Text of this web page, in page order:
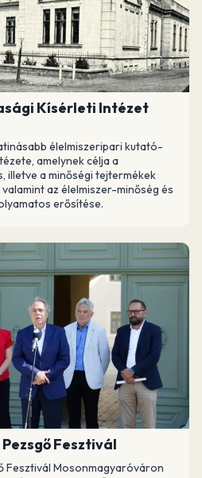
Kísérleti Intézet
élelmiszeripari kutató-
amelynek célja a
illetve a minőségi tejtermékek
az élelmiszer-minőség és
erősítése.
Fesztivál
Fesztivál Mosonmagyaróváron